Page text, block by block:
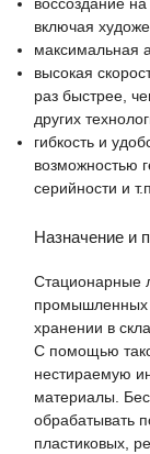
включая
максимальная
высокая
раз быстрее,
других
гибкость и
возможностью
серийности и т.п.
Назначение и
Стационарные
промышленных
хранении в
С помощью
нестираемую
материалы.
обрабатывать
пластиковых,